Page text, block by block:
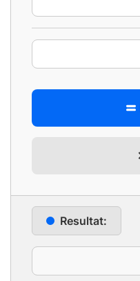
Resultat: